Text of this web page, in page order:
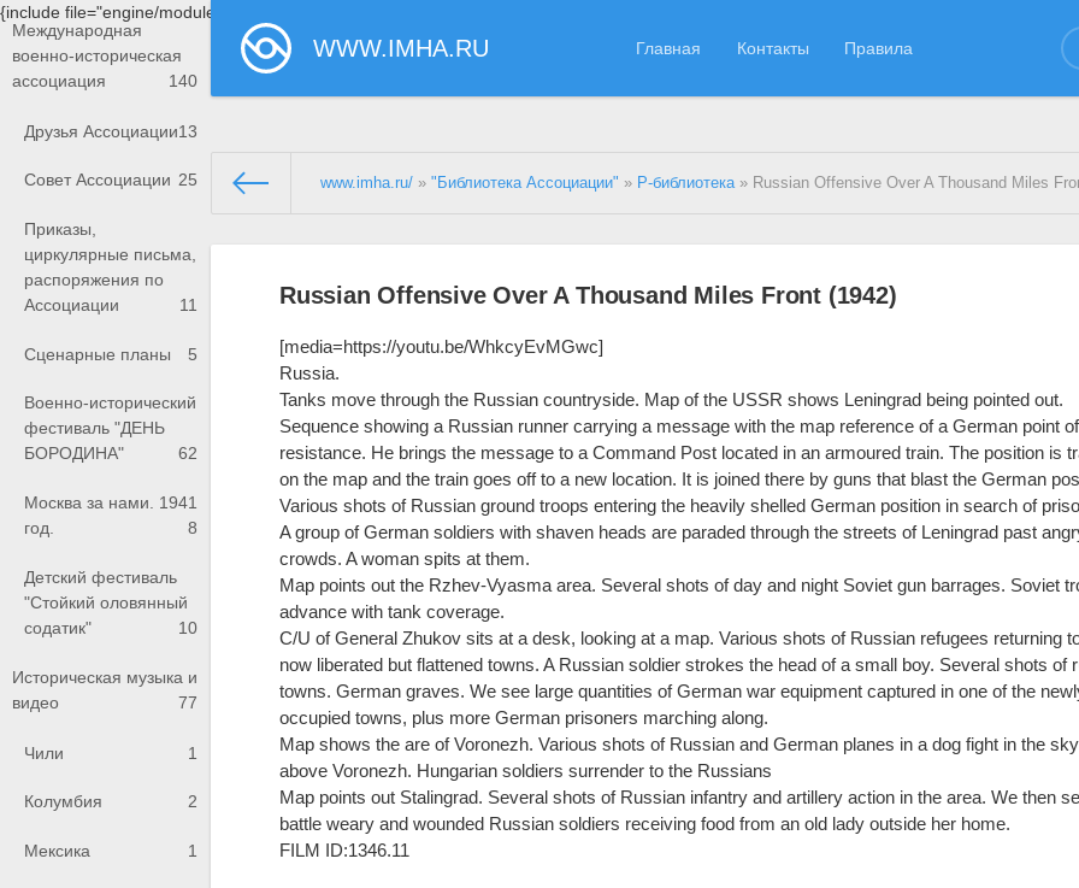
{include file="engine/modules/saperu/head.php"}
WWW.IMHA.RU Главная Контакты Правила
Международная
военно-историческая
ассоциация
140
Друзья Ассоциации13
Совет Ассоциации 25
Приказы,
циркулярные письма,
распоряжения по
Ассоциации
11
Сценарные планы 5
Военно-исторический
фестиваль "ДЕНЬ
БОРОДИНА"
62
Москва за нами. 1941
год.
8
Детский фестиваль
"Стойкий оловянный
содатик"
10
Историческая музыка и
видео
77
Чили 1
Колумбия 2
Мексика 1
www.imha.ru/ »"Библиотека Ассоциации" » Р-библиотека» Russian Offensive Over A Thousand Miles
Russian Offensive Over A Thousand Miles Front (1942)
[media=https://youtu.be/WhkcyEvMGwc]
Russia.
Tanks move through the Russian countryside. Map of the USSR shows Leningrad being pointed out.
Sequence showing a Russian runner carrying a message with the map reference of a German point of
resistance. He brings the message to a Command Post located in an armoured train. The position is
on the map and the train goes off to a new location. It is joined there by guns that blast the German
Various shots of Russian ground troops entering the heavily shelled German position in search of
A group of German soldiers with shaven heads are paraded through the streets of Leningrad past
crowds. A woman spits at them.
Map points out the Rzhev-Vyasma area. Several shots of day and night Soviet gun barrages. Soviet
advance with tank coverage.
C/U of General Zhukov sits at a desk, looking at a map. Various shots of Russian refugees returning
now liberated but flattened towns. A Russian soldier strokes the head of a small boy. Several shots of
towns. German graves. We see large quantities of German war equipment captured in one of the
occupied towns, plus more German prisoners marching along.
Map shows the are of Voronezh. Various shots of Russian and German planes in a dog fight in the sky
above Voronezh. Hungarian soldiers surrender to the Russians
Map points out Stalingrad. Several shots of Russian infantry and artillery action in the area. We then
battle weary and wounded Russian soldiers receiving food from an old lady outside her home.
FILM ID:1346.11